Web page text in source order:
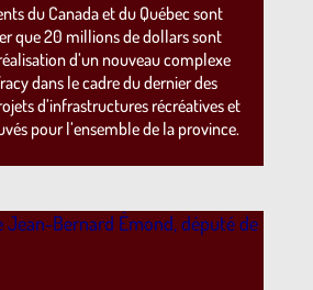
du Canada et du Québec sont
que 20 millions de dollars sont
d’un nouveau complexe
dans le cadre du dernier des
d’infrastructures récréatives et
pour l’ensemble de la province.